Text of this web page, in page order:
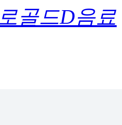
골드D음료